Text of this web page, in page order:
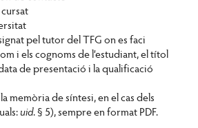
pel tutor del TFG on es faci
i els cognoms de l’estudiant, el títol
de presentació i la qualificació
memòria de síntesi, en el cas dels
uid. § 5), sempre en format PDF.